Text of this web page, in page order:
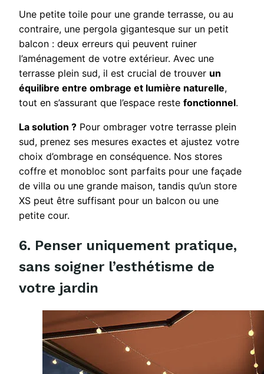
Une petite toile pour une grande terrasse, ou au
contraire, une pergola gigantesque sur un petit
balcon : deux erreurs qui peuvent ruiner
l’aménagement de votre extérieur. Avec une
terrasse plein sud, il est crucial de trouver un
équilibre entre ombrage et lumière naturelle,
tout en s’assurant que l’espace reste fonctionnel.
La solution ? Pour ombrager votre terrasse plein
sud, prenez ses mesures exactes et ajustez votre
choix d’ombrage en conséquence. Nos stores
coffre et monobloc sont parfaits pour une façade
de villa ou une grande maison, tandis qu’un store
XS peut être suffisant pour un balcon ou une
petite cour.
6. Penser uniquement pratique,
sans soigner l’esthétisme de
votre jardin